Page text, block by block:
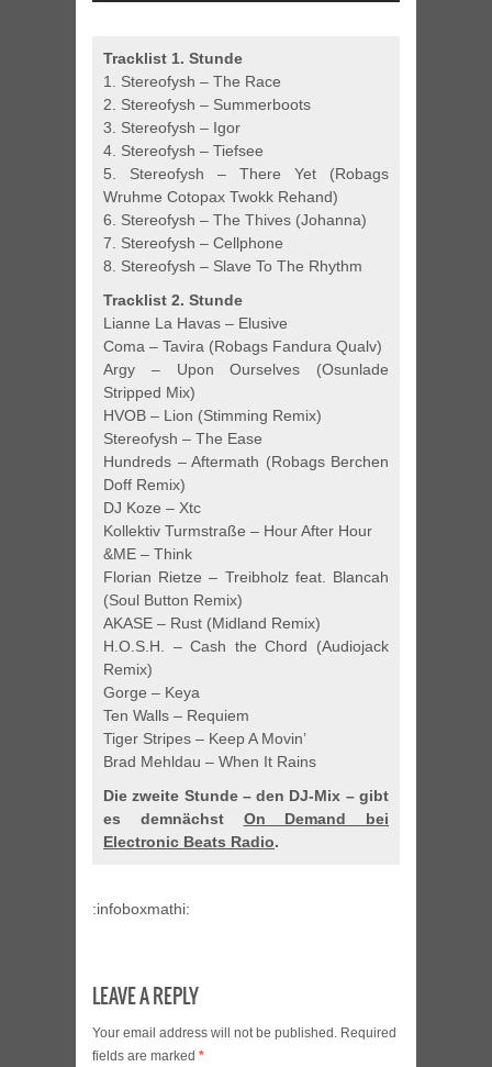
Tracklist 1. Stunde
1. Stereofysh – The Race
2. Stereofysh – Summerboots
3. Stereofysh – Igor
4. Stereofysh – Tiefsee
5. Stereofysh – There Yet (Robags
Wruhme Cotopax Twokk Rehand)
6. Stereofysh – The Thives (Johanna)
7. Stereofysh – Cellphone
8. Stereofysh – Slave To The Rhythm
Tracklist 2. Stunde
Lianne La Havas – Elusive
Coma – Tavira (Robags Fandura Qualv)
Argy – Upon Ourselves (Osunlade
Stripped Mix)
HVOB – Lion (Stimming Remix)
Stereofysh – The Ease
Hundreds – Aftermath (Robags Berchen
Doff Remix)
DJ Koze – Xtc
Kollektiv Turmstraße – Hour After Hour
&ME – Think
Florian Rietze – Treibholz feat. Blancah
(Soul Button Remix)
AKASE – Rust (Midland Remix)
H.O.S.H. – Cash the Chord (Audiojack
Remix)
Gorge – Keya
Ten Walls – Requiem
Tiger Stripes – Keep A Movin’
Brad Mehldau – When It Rains
Die zweite Stunde – den DJ-Mix – gibt
es demnächst On Demand bei
Electronic Beats Radio.
:infoboxmathi:
LEAVE A REPLY
Your email address will not be published. Required
fields are marked *